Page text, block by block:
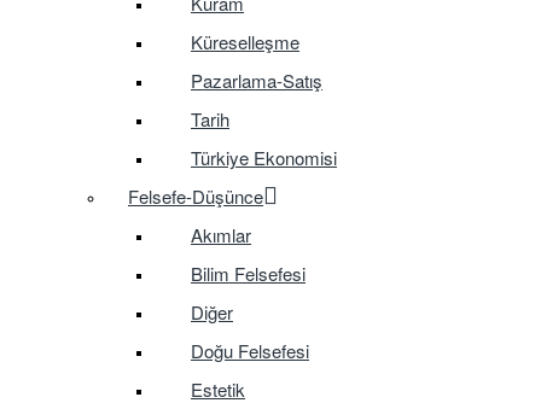
Küreselleşme
Pazarlama-Satış
Tarih
Türkiye Ekonomisi
Felsefe-Düşünce
Akımlar
Bilim Felsefesi
Diğer
Doğu Felsefesi
Estetik